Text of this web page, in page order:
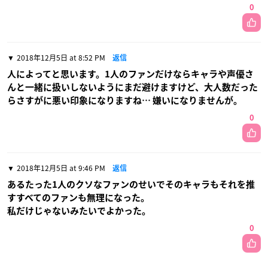
0
2018年12月5日 at 8:52 PM 返信
人によってと思います。1人のファンだけならキャラや声優さ
んと一緒に扱いしないようにまだ避けますけど、大人数だった
らさすがに悪い印象になりますね… 嫌いになりませんが。
0
2018年12月5日 at 9:46 PM 返信
あるたった1人のクソなファンのせいでそのキャラもそれを推
すすべてのファンも無理になった。
私だけじゃないみたいでよかった。
0